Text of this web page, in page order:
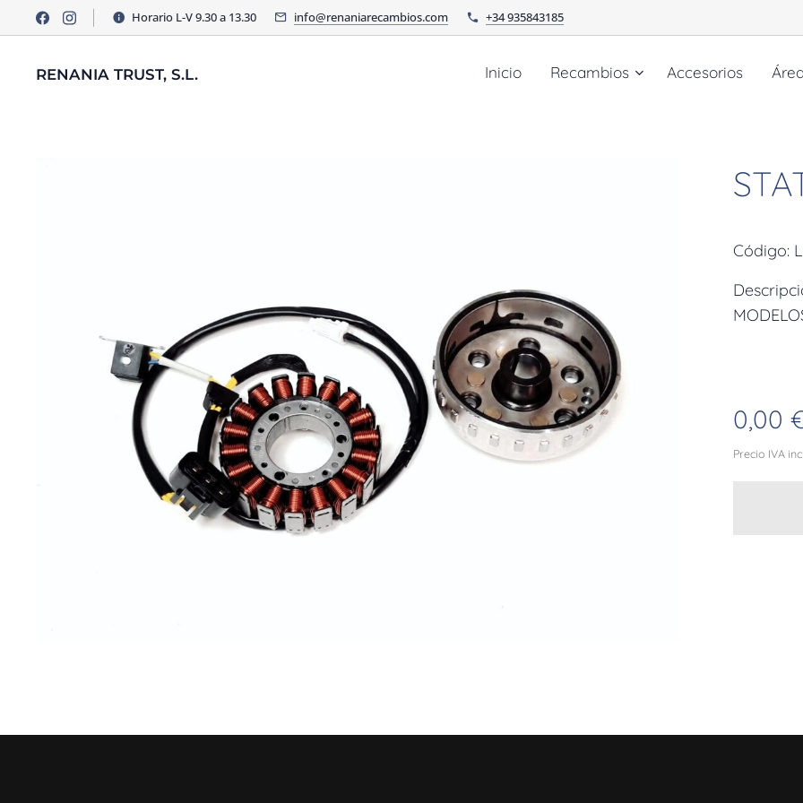
Horario L-V 9.30 a 13.30 info@renaniarecambios.com +34 935843185
RENANIA TRUST, S.L. Inicio Recambios Accesorios
Código:
0,00
Precio IVA